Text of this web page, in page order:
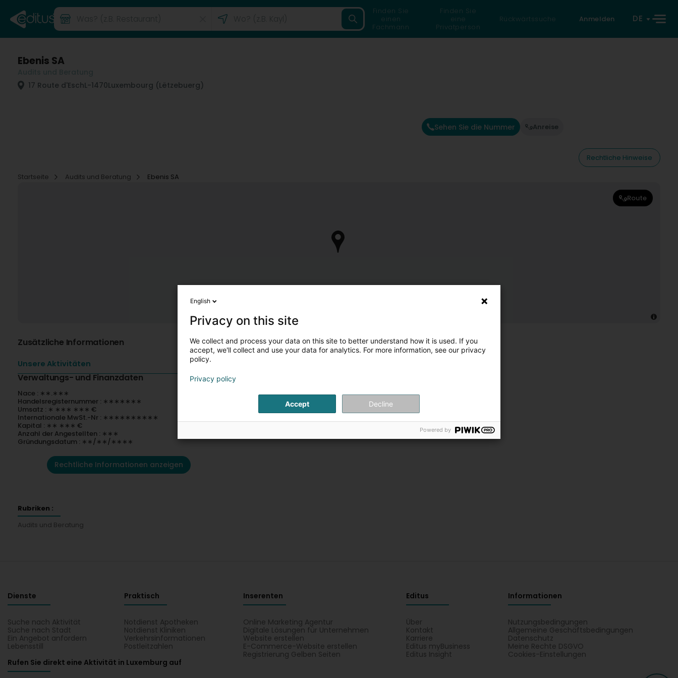
Finden Sie
einen
Fachmann
Finden Sie
eine
Privatperson
Rückwärtssuche Anmelden DE
Ebenis SA
17 Route d'EschL-1470Luxembourg (Lëtzebuerg)
Sehen Sie die Nummer Anreise
Rechtliche Hinweise
Startseite
Audits und Beratung Ebenis SA
Route
Zusätzliche Informationen
Unsere Aktivitäten
Verwaltungs- und Finanzdaten
Nace : ∗∗.∗∗∗
Handelsregisternummer : ∗∗∗∗∗∗∗
Umsatz : ∗ ∗∗∗ ∗∗∗ €
Internationale MwSt.-Nr : ∗∗∗∗∗∗∗∗∗∗
Kapital : ∗∗ ∗∗∗ €
Anzahl der Angestellten : ∗∗∗
Gründungsdatum : ∗∗/∗∗/∗∗∗∗
Rechtliche Informationen anzeigen
Rubriken :
Audits und Beratung
Dienste
Suche nach Aktivität
Suche nach Stadt
Ein Angebot anfordern
Lebensstill
Praktisch
Notdienst Apotheken
Notdienst Kliniken
Verkehrsinformationen
Postleitzahlen
Inserenten
Online Marketing Agentur
Digitale Lösungen für Unternehmen
Website erstellen
E-Commerce-Website erstellen
Registrierung Gelben Seiten
Editus
Über
Kontakt
Karriere
Editus myBusiness
Editus Insight
Informationen
Nutzungsbedingungen
Allgemeine Geschäftsbedingungen
Datenschutz
Meine Rechte DSGVO
Cookies-Einstellungen
Rufen Sie direkt eine Aktivität in Luxemburg auf
English
Privacy on this site
We collect and process your data on this site to better understand how it is used. If you
accept, we'll collect and use your data for analytics. For more information, see our privacy
policy.
Privacy policy
Accept Decline
Powered by